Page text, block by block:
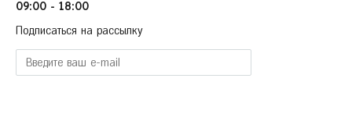
09:00 - 18:00
Подписаться на рассылку